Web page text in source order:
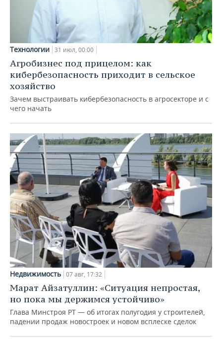
Технологии 31 июл, 00:00
Агробизнес под прицелом: как
кибербезопасность приходит в сельское
хозяйство
Зачем выстраивать кибербезопасность в агросекторе и с
чего начать
Недвижимость 07 авг, 17:32
Марат Айзатуллин: «Ситуация непростая,
но пока мы держимся устойчиво»
Глава Минстроя РТ — об итогах полугодия у строителей,
падении продаж новостроек и новом всплеске сделок